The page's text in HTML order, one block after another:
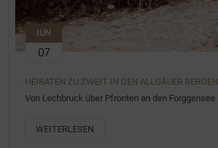
JUN
07
HEIRATEN ZU ZWEIT IN DEN ALLGÄUER BERGEN
Von Lechbruck über Pfronten an den Forggensee
WEITERLESEN